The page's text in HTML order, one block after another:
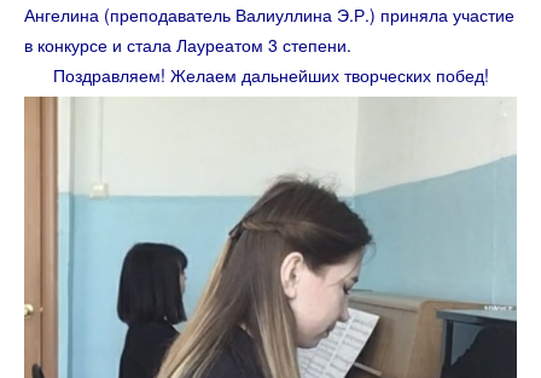
Ангелина (преподаватель Валиуллина Э.Р.) приняла участие
в конкурсе и стала Лауреатом 3 степени.
Поздравляем! Желаем дальнейших творческих побед!